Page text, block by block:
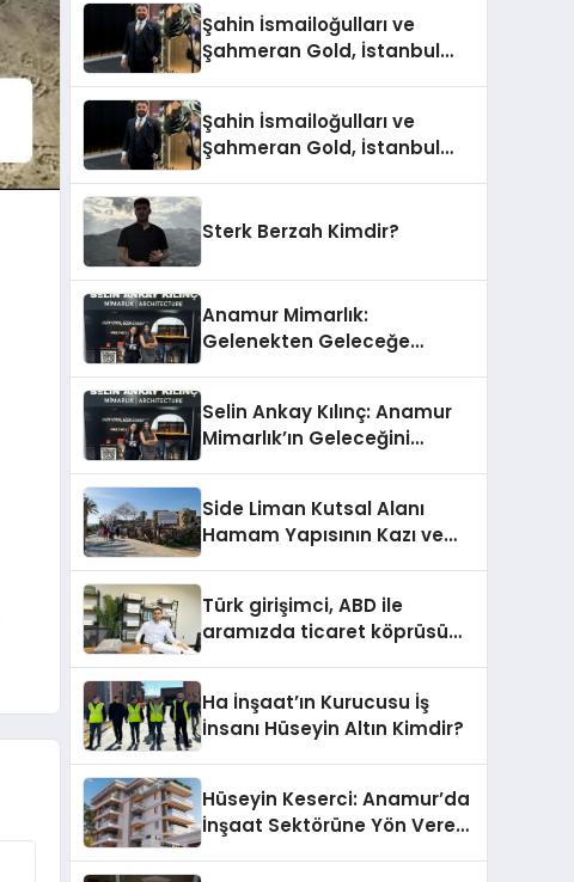
Şahin İsmailoğulları ve
Şahmeran Gold, İstanbul
Şahin İsmailoğulları ve
Şahmeran Gold, İstanbul
Sterk Berzah Kimdir?
Anamur Mimarlık:
Gelenekten Geleceğe
Selin Ankay Kılınç: Anamur
Mimarlık’ın Geleceğini
Side Liman Kutsal Alanı
Hamam Yapısının Kazı ve
Katkılarıyla Tamamlandı
Türk girişimci, ABD ile
aramızda ticaret köprüsü
Ha İnşaat’ın Kurucusu İş
İnsanı Hüseyin Altın Kimdir?
Hüseyin Keserci: Anamur’da
İnşaat Sektörüne Yön Veren